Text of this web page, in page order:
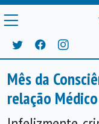
Mês da
relação